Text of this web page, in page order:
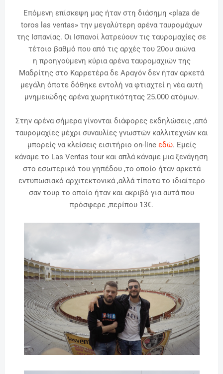
Επόμενη επίσκεψη μας ήταν στη διάσημη «plaza de
toros las ventas» την μεγαλύτερη αρένα ταυρομάχων
της Ισπανίας. Οι Ισπανοί λατρεύουν τις ταυρομαχίες σε
τέτοιο βαθμό που από τις αρχές του 20ου αιώνα
η προηγούμενη κύρια αρένα ταυρομαχιών της
Μαδρίτης στο Καρρετέρα δε Αραγόν δεν ήταν αρκετά
μεγάλη όποτε δόθηκε εντολή να φτιαχτεί η νέα αυτή
μνημειώδης αρένα χωρητικότητας 25.000 ατόμων.
Στην αρένα σήμερα γίνονται διάφορες εκδηλώσεις ,από
ταυρομαχίες μέχρι συναυλίες γνωστών καλλιτεχνών και
μπορείς να κλείσεις εισιτήριο on-line εδώ. Εμείς
κάναμε το Las Ventas tour και απλά κάναμε μια ξενάγηση
στο εσωτερικό του γηπέδου ,το οποίο ήταν αρκετά
εντυπωσιακό αρχιτεκτονικά ,αλλά τίποτα το ιδιαίτερο
σαν τουρ το οποίο ήταν και ακριβό για αυτά που
πρόσφερε ,περίπου 13€.